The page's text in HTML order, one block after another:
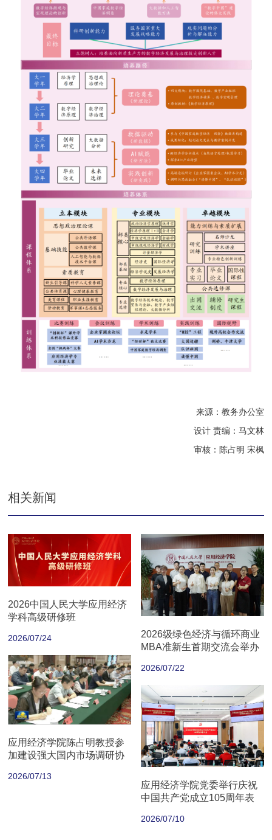
来源：教务办公室
设计 责编：马文林
审核：陈占明 宋枫
相关新闻
2026中国人民大学应用经济
学科高级研修班
2026/07/24
2026级绿色经济与循环商业
MBA准新生首期交流会举办
2026/07/22
应用经济学院陈占明教授参
加建设强大国内市场调研协
2026/07/13
应用经济学院党委举行庆祝
中国共产党成立105周年表
2026/07/10